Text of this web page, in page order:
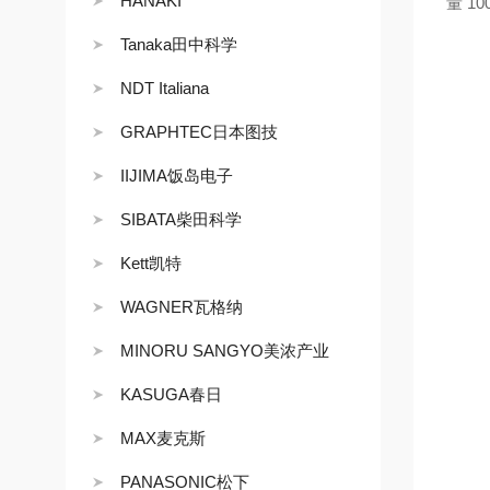
Tanaka田中科学
NDT Italiana
GRAPHTEC日本图技
IIJIMA饭岛电子
SIBATA柴田科学
Kett凯特
WAGNER瓦格纳
MINORU SANGYO美浓产业
KASUGA春日
MAX麦克斯
PANASONIC松下